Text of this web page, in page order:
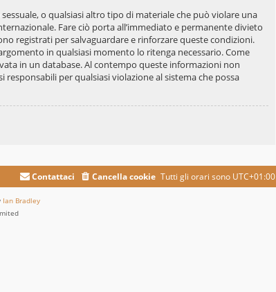
o qualsiasi altro tipo di materiale che può violare una
Fare ciò porta all’immediato e permanente divieto
registrati per salvaguardare e rinforzare queste condizioni.
in qualsiasi momento lo ritenga necessario. Come
in un database. Al contempo queste informazioni non
per qualsiasi violazione al sistema che possa
Tutti gli orari sono UTC+01:00
Cancella cookie
Contattaci
Ian Bradley